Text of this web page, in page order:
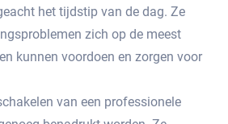
het tijdstip van de dag.​ Ze
zich op de meest
kunnen voordoen en zorgen voor
van een professionele